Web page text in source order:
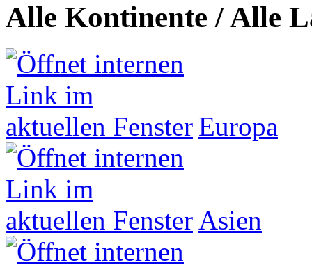
Alle Kontinente / Alle
Europa
Asien